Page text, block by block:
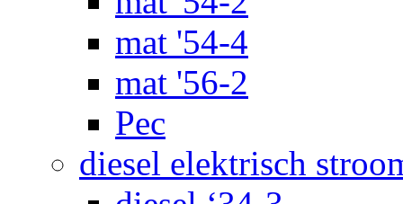
mat '54-4
mat '56-2
Pec
diesel elektrisch